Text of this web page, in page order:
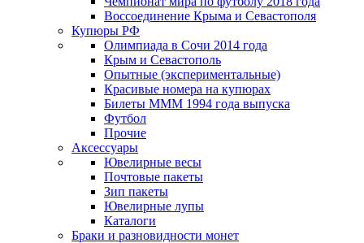
Воссоединение Крыма и Севастополя
Купюры РФ
Олимпиада в Сочи 2014 года
Крым и Севастополь
Опытные (экспериментальные)
Красивые номера на купюрах
Билеты МММ 1994 года выпуска
Футбол
Прочие
Аксессуары
Ювелирные весы
Почтовые пакеты
Зип пакеты
Ювелирные лупы
Каталоги
Браки и разновидности монет